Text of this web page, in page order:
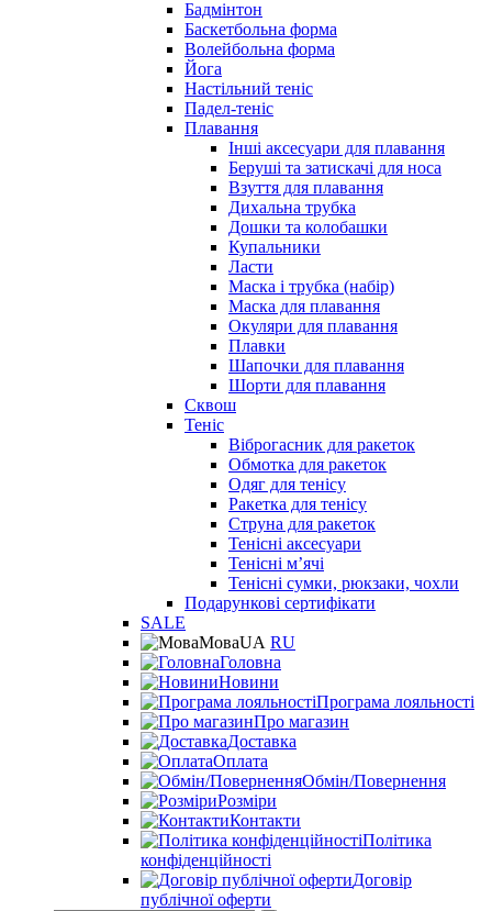
Бадмінтон
Баскетбольна форма
Волейбольна форма
Йога
Настільний теніс
Падел-теніс
Плавання
Інші аксесуари для плавання
Беруші та затискачі для носа
Взуття для плавання
Дихальна трубка
Дошки та колобашки
Купальники
Ласти
Маска і трубка (набір)
Маска для плавання
Окуляри для плавання
Плавки
Шапочки для плавання
Шорти для плавання
Сквош
Теніс
Віброгасник для ракеток
Обмотка для ракеток
Одяг для тенісу
Ракетка для тенісу
Струна для ракеток
Тенісні аксесуари
Тенісні мʼячі
Тенісні сумки, рюкзаки, чохли
Подарункові сертифікати
SALE
МоваUA RU
Головна
Новини
Програма лояльності
Про магазин
Доставка
Оплата
Обмін/Повернення
Розміри
Контакти
Політика
конфіденційності
Договір
публічної оферти